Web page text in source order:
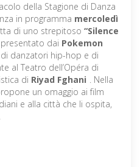
della Stagione di Danza
in programma mercoledì
di uno strepitoso “Silence
presentato dai Pokemon
danzatori hip-hop e di
al Teatro dell’Opéra di
di Riyad Fghani . Nella
un omaggio ai film
e alla città che li ospita,